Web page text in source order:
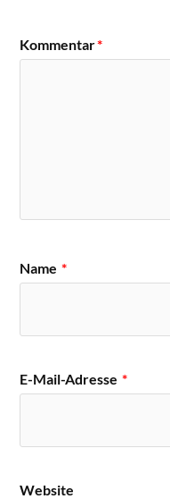
Kommentar*
Name *
E-Mail-Adresse *
Website